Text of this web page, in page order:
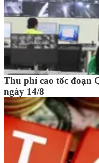
Thu phí cao tốc đoạn
ngày 14/8